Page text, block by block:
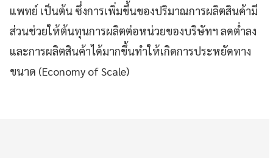
แพทย์ เป็นต้น ซึ่งการเพิ่มขึ้นของปริมาณการผลิตสินค้ามี
ส่วนช่วยให้ต้นทุนการผลิตต่อหน่วยของบริษัทฯ ลดต่ำลง
และการผลิตสินค้าได้มากขึ้นทำให้เกิดการประหยัดทาง
ขนาด (Economy of Scale)